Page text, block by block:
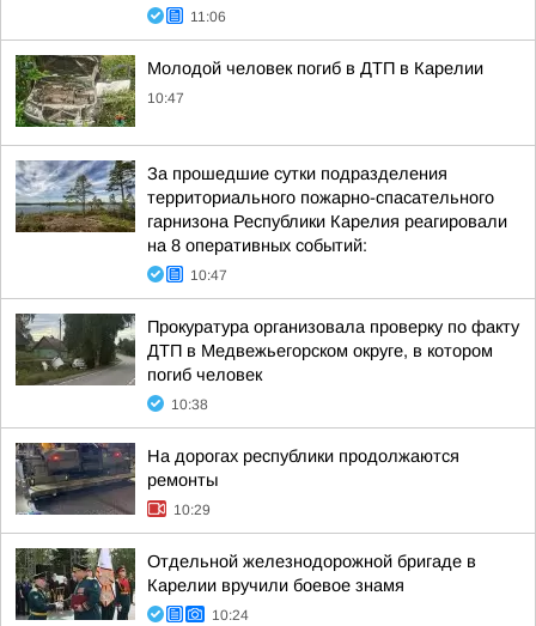
11:06
Молодой человек погиб в ДТП в Карелии
10:47
За прошедшие сутки подразделения
территориального пожарно-спасательного
гарнизона Республики Карелия реагировали
на 8 оперативных событий:
10:47
Прокуратура организовала проверку по факту
ДТП в Медвежьегорском округе, в котором
погиб человек
10:38
На дорогах республики продолжаются
ремонты
10:29
Отдельной железнодорожной бригаде в
Карелии вручили боевое знамя
10:24